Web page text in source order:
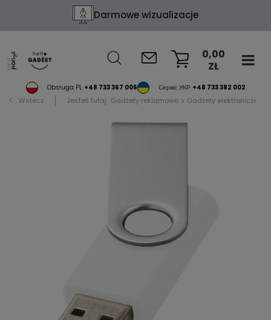
Darmowe wizualizacje
Obsługa PL +48 733 367 006 Сервіс УКР +48 733 382 002
0,00
ZŁ
Wstecz Jesteś tutaj: Gadżety reklamowe Gadżety elektroniczne